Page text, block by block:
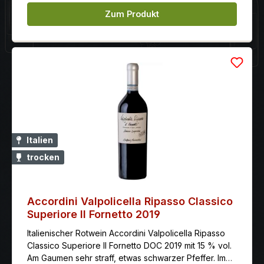
Zum Produkt
Italien
trocken
Accordini Valpolicella Ripasso Classico
Superiore Il Fornetto 2019
Italienischer Rotwein Accordini Valpolicella Ripasso
Classico Superiore Il Fornetto DOC 2019 mit 15 % vol.
Am Gaumen sehr straff, etwas schwarzer Pfeffer. Im